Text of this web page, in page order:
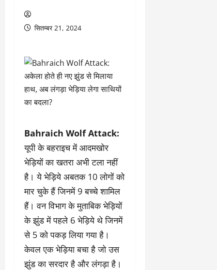
सितम्बर 21, 2024
Bahraich Wolf Attack:
यूपी के बहराइच में आदमखोर
भेड़ियों का खतरा अभी टला नहीं
है। ये भेड़िये अबतक 10 लोगों को
मार चुके हैं जिनमें 9 बच्चे शामिल
हैं। वन विभाग के मुताबिक भेड़ियों
के झुंड में पहले 6 भेड़िये थे जिनमें
से 5 को पकड़ लिया गया है।
केवल एक भेड़िया बचा है जो उस
झुंड का सरदार है और लंगड़ा है।